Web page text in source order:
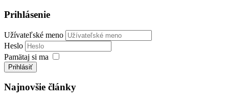
Prihlásenie
Užívateľské meno
Heslo
Pamätaj si ma
Prihlásiť
Najnovšie články